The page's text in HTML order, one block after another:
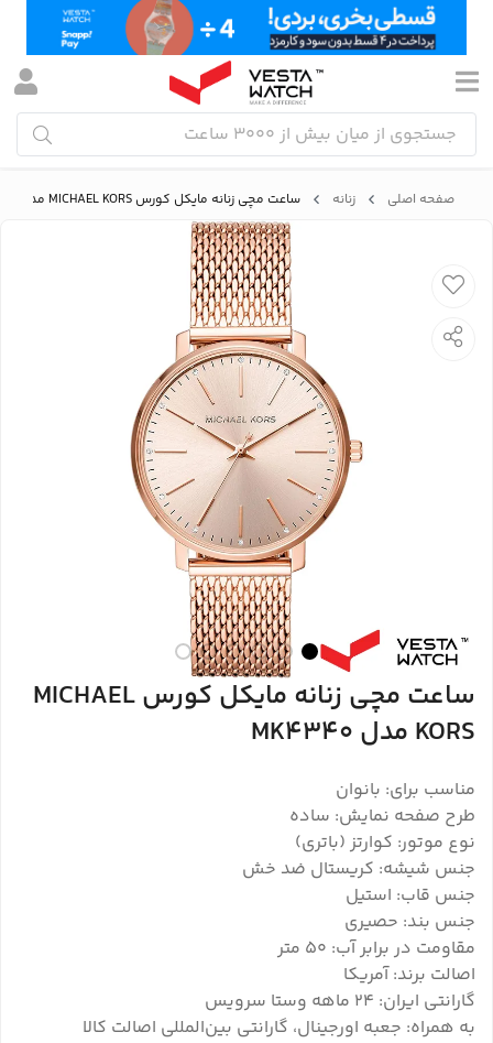
صفحه اصلی زنانه ساعت مچی زنانه مایکل کورس MICHAEL KORS مدل MK4340
ساعت مچی زنانه مایکل کورس MICHAEL
KORS مدل MK4340
مناسب برای: بانوان
طرح صفحه نمایش: ساده
نوع موتور: کوارتز (باتری)
جنس شیشه: کریستال ضد خش
جنس قاب: استیل
جنس بند: حصیری
مقاومت در برابر آب: ۵۰ متر
اصالت برند: آمریکا
گارانتی ایران: ۲۴ ماهه وستا سرویس
به همراه: جعبه اورجینال، گارانتی بین‌المللی اصالت کالا